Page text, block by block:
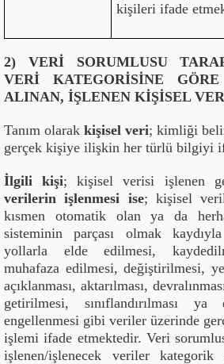
kişileri ifade
2) VERİ SORUMLUSU
VERİ KATEGORİSİNE
ALINAN, İŞLENEN KİŞİSEL
Tanım olarakkişisel veri; kimliği
gerçek kişiye ilişkin her türlü bilgiyi
İlgili kişi; kişisel verisi işlenen
verilerin işlenmesi ise; kişisel
kısmen otomatik olan ya da
sisteminin parçası olmak
yollarla elde edilmesi,
muhafaza edilmesi, değiştirilmesi,
açıklanması, aktarılması,
getirilmesi, sınıflandırılması ya
engellenmesi gibi veriler üzerinde
işlemi ifade etmektedir. Veri
işlenen/işlenecek veriler kategorik